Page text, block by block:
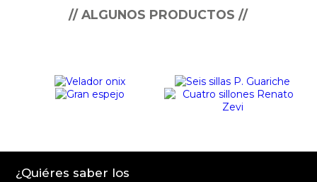
// ALGUNOS PRODUCTOS //
¿Quiéres saber los